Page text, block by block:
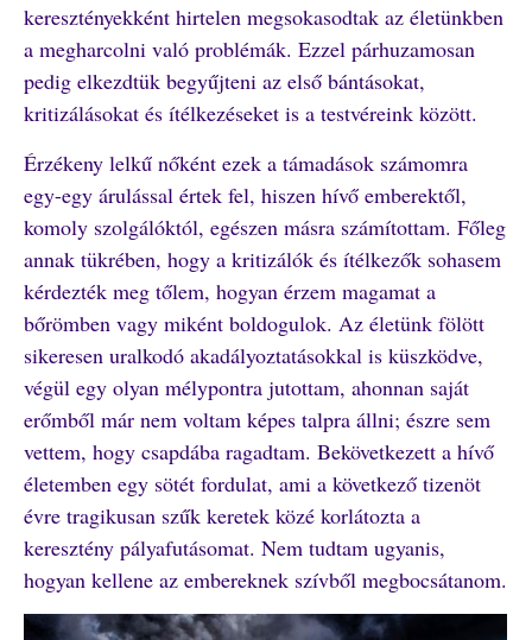
keresztényekként hirtelen megsokasodtak az életünkben
a megharcolni való problémák. Ezzel párhuzamosan
pedig elkezdtük begyűjteni az első bántásokat,
kritizálásokat és ítélkezéseket is a testvéreink között.
Érzékeny lelkű nőként ezek a támadások számomra
egy-egy árulással értek fel, hiszen hívő emberektől,
komoly szolgálóktól, egészen másra számítottam. Főleg
annak tükrében, hogy a kritizálók és ítélkezők sohasem
kérdezték meg tőlem, hogyan érzem magamat a
bőrömben vagy miként boldogulok. Az életünk fölött
sikeresen uralkodó akadályoztatásokkal is küszködve,
végül egy olyan mélypontra jutottam, ahonnan saját
erőmből már nem voltam képes talpra állni; észre sem
vettem, hogy csapdába ragadtam. Bekövetkezett a hívő
életemben egy sötét fordulat, ami a következő tizenöt
évre tragikusan szűk keretek közé korlátozta a
keresztény pályafutásomat. Nem tudtam ugyanis,
hogyan kellene az embereknek szívből megbocsátanom.